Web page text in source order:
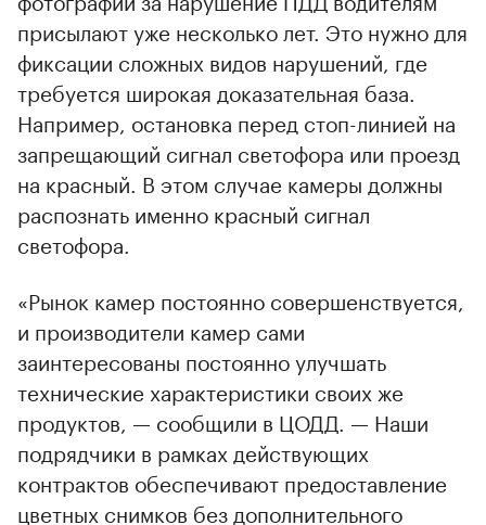
присылают уже несколько лет. Это нужно для
фиксации сложных видов нарушений, где
требуется широкая доказательная база.
Например, остановка перед стоп-линией на
запрещающий сигнал светофора или проезд
на красный. В этом случае камеры должны
распознать именно красный сигнал
светофора.
«Рынок камер постоянно совершенствуется,
и производители камер сами
заинтересованы постоянно улучшать
технические характеристики своих же
продуктов, — сообщили в ЦОДД. — Наши
подрядчики в рамках действующих
контрактов обеспечивают предоставление
цветных снимков без дополнительного